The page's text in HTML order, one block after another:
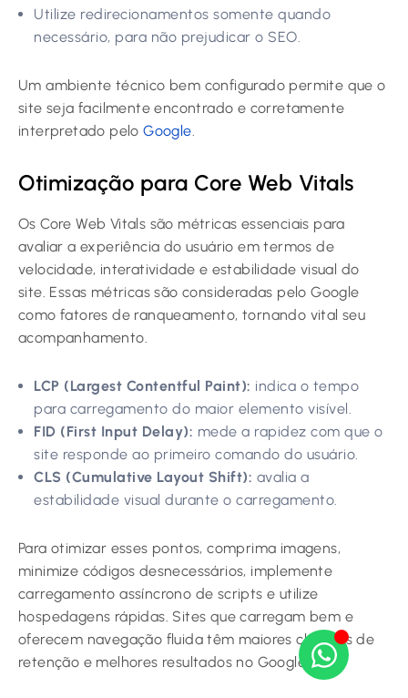
Utilize redirecionamentos somente quando
necessário, para não prejudicar o SEO.
Um ambiente técnico bem configurado permite que o
site seja facilmente encontrado e corretamente
interpretado peloGoogle.
Otimização para Core Web Vitals
Os Core Web Vitals são métricas essenciais para
avaliar a experiência do usuário em termos de
velocidade, interatividade e estabilidade visual do
site. Essas métricas são consideradas pelo Google
como fatores de ranqueamento, tornando vital seu
acompanhamento.
LCP (Largest Contentful Paint): indica o tempo
para carregamento do maior elemento visível.
FID (First Input Delay): mede a rapidez com que o
site responde ao primeiro comando do usuário.
CLS (Cumulative Layout Shift): avalia a
estabilidade visual durante o carregamento.
Para otimizar esses pontos, comprima imagens,
minimize códigos desnecessários, implemente
carregamento assíncrono de scripts e utilize
hospedagens rápidas. Sites que carregam bem e
oferecem navegação fluida têm maiores chances de
retenção e melhores resultados no Google.